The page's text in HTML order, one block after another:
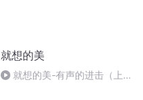
就想的美
就想的美-有声的进击（上